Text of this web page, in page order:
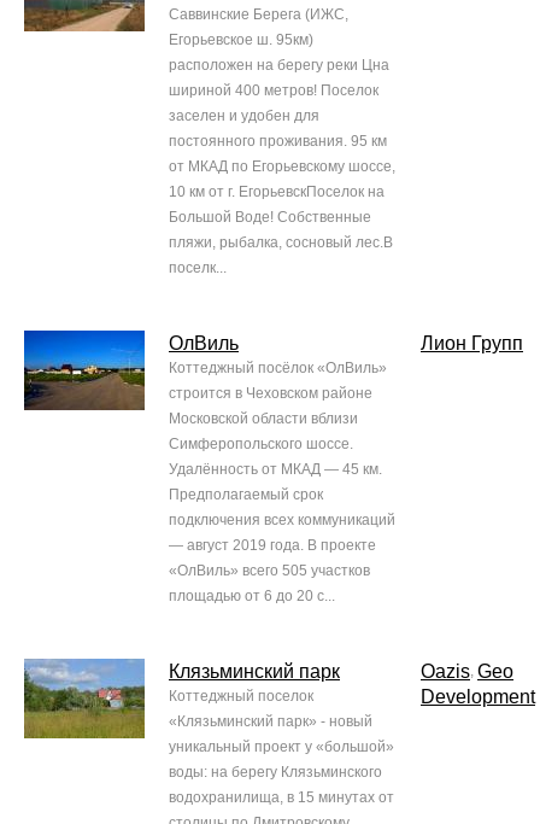
Саввинские Берега (ИЖС,
Егорьевское ш. 95км)
расположен на берегу реки Цна
шириной 400 метров! Поселок
заселен и удобен для
постоянного проживания. 95 км
от МКАД по Егорьевскому шоссе,
10 км от г. ЕгорьевскПоселок на
Большой Воде! Собственные
пляжи, рыбалка, сосновый лес.В
поселк...
ОлВиль
Коттеджный посёлок «ОлВиль»
строится в Чеховском районе
Московской области вблизи
Симферопольского шоссе.
Удалённость от МКАД — 45 км.
Предполагаемый срок
подключения всех коммуникаций
— август 2019 года. В проекте
«ОлВиль» всего 505 участков
площадью от 6 до 20 с...
Лион Групп
Клязьминский парк
Коттеджный поселок
«Клязьминский парк» - новый
уникальный проект у «большой»
воды: на берегу Клязьминского
водохранилища, в 15 минутах от
Oazis, Geo
Development